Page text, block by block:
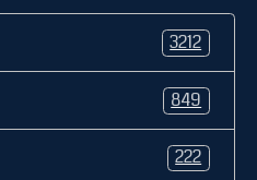
3212
849
222